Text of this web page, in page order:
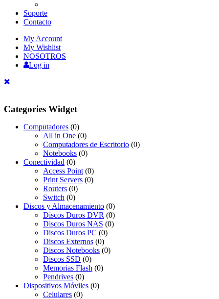
Soporte
Contacto
My Account
My Wishlist
NOSOTROS
Log in
Categories Widget
Computadores (0)
All in One (0)
Computadores de Escritorio (0)
Notebooks (0)
Conectividad (0)
Access Point (0)
Print Servers (0)
Routers (0)
Switch (0)
Discos y Almacenamiento (0)
Discos Duros DVR (0)
Discos Duros NAS (0)
Discos Duros PC (0)
Discos Externos (0)
Discos Notebooks (0)
Discos SSD (0)
Memorias Flash (0)
Pendrives (0)
Dispositivos Móviles (0)
Celulares (0)